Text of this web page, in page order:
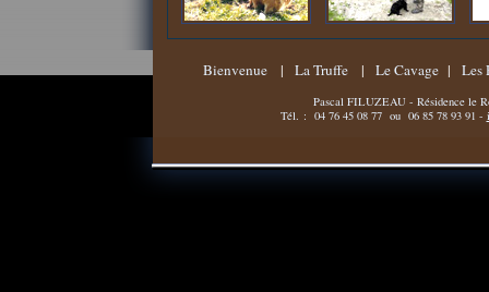
Bienvenue| La Truffe| Le Cavage| Les
Pascal FILUZEAU - Résidence le
Tél. : 04 76 45 08 77 ou 06 85 78 93 91 -